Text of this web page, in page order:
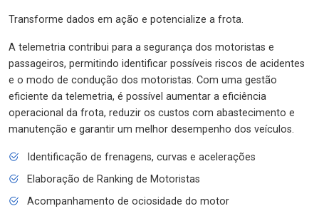
Transforme dados em ação e potencialize a frota.
A telemetria contribui para a segurança dos motoristas e
passageiros, permitindo identificar possíveis riscos de acidentes
e o modo de condução dos motoristas. Com uma gestão
eficiente da telemetria, é possível aumentar a eficiência
operacional da frota, reduzir os custos com abastecimento e
manutenção e garantir um melhor desempenho dos veículos.
Identificação de frenagens, curvas e acelerações
Elaboração de Ranking de Motoristas
Acompanhamento de ociosidade do motor